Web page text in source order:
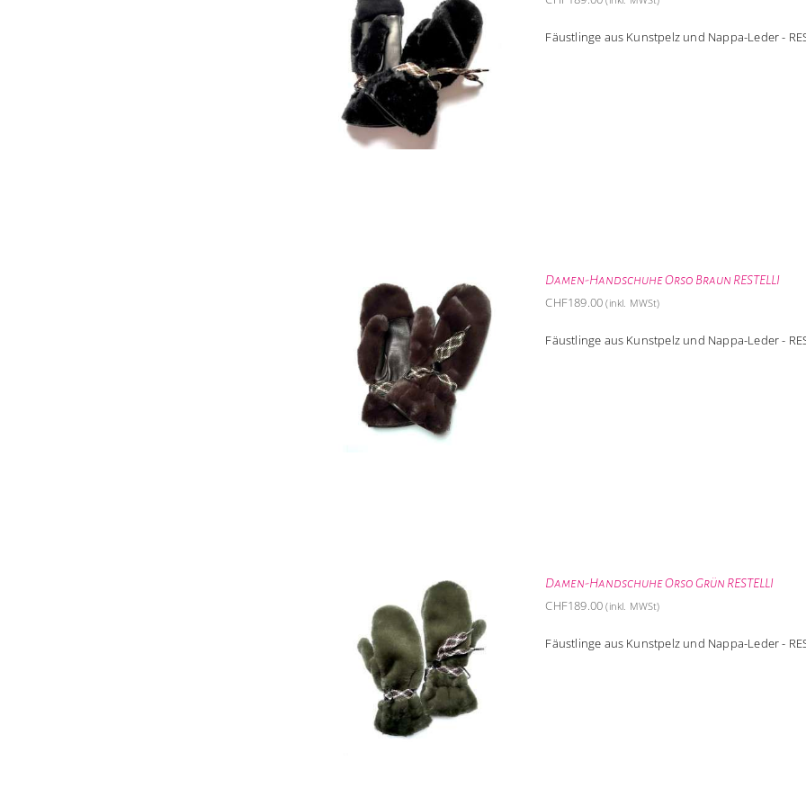
Fäustlinge aus Kunstpelz und Nappa-Leder -
Damen-Handschuhe Orso Braun RESTELLI
CHF189.00 (inkl. MWSt)
Fäustlinge aus Kunstpelz und Nappa-Leder -
Damen-Handschuhe Orso Grün RESTELLI
CHF189.00 (inkl. MWSt)
Fäustlinge aus Kunstpelz und Nappa-Leder -